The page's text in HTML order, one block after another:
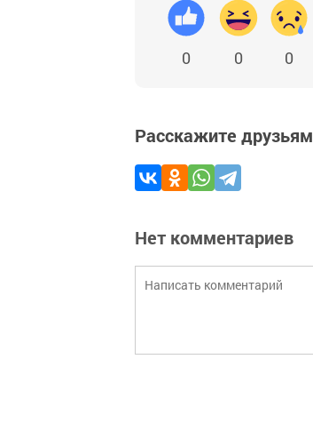
0 0 0
Расскажите друзьям
Нет комментариев